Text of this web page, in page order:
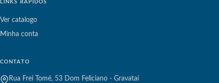
LINKS RÁPIDOS
Ver catalogo
Minha conta
CONTATO
Rua Frei Tomé, 53 Dom Feliciano - Gravataí